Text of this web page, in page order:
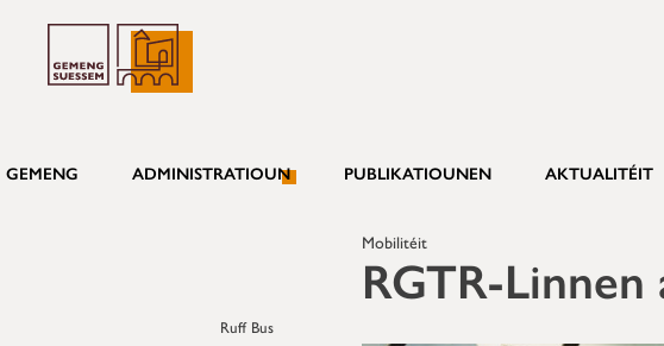
GEMENG ADMINISTRATIOUN PUBLIKATIOUNEN AKTUALITÉIT
Ruff Bus
Mobilitéit
RGTR-Linnen